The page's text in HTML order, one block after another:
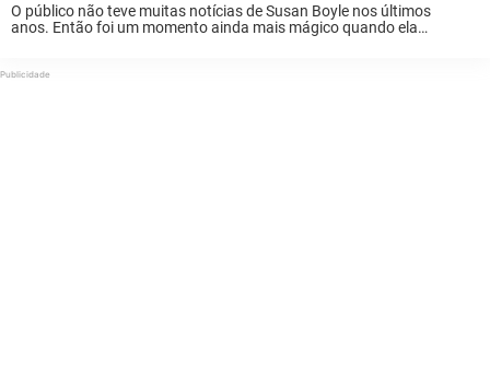
O público não teve muitas notícias de Susan Boyle nos últimos
anos. Então foi um momento ainda mais mágico quando ela